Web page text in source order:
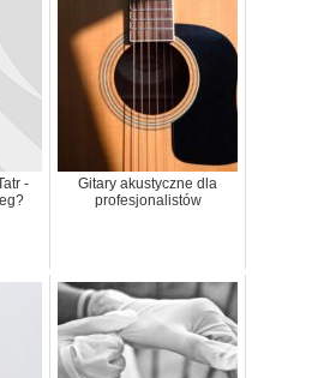
-
Gitary akustyczne dla
profesjonalistów